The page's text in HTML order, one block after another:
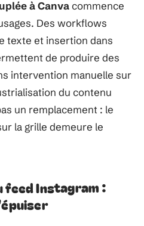
à Canvacommence
Des workflows
texte et insertion dans
de produire des
intervention manuelle sur
du contenu
un remplacement : le
la grille demeure le
Instagram :